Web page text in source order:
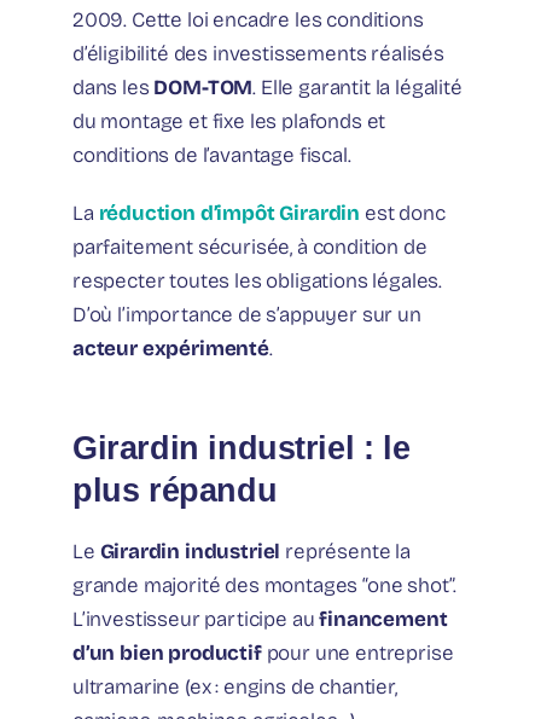
2009. Cette loi encadre les conditions
d’éligibilité des investissements réalisés
dans les DOM-TOM. Elle garantit la légalité
du montage et fixe les plafonds et
conditions de l’avantage fiscal.
La réduction d’impôt Girardin est donc
parfaitement sécurisée, à condition de
respecter toutes les obligations légales.
D’où l’importance de s’appuyer sur un
acteur expérimenté.
Girardin industriel : le
plus répandu
Le Girardin industriel représente la
grande majorité des montages “one shot”.
L’investisseur participe aufinancement
d’un bien productifpour une entreprise
ultramarine (ex : engins de chantier,